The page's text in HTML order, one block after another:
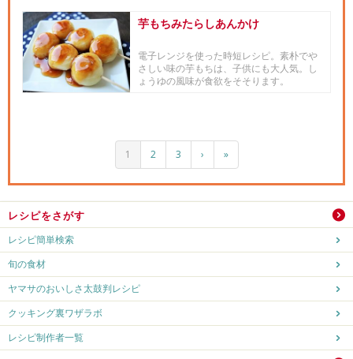
芋もちみたらしあんかけ
電子レンジを使った時短レシピ。素朴でや
さしい味の芋もちは、子供にも大人気。し
ょうゆの風味が食欲をそそります。
1 2 3 › »
レシピをさがす
レシピ簡単検索
旬の食材
ヤマサのおいしさ太鼓判レシピ
クッキング裏ワザラボ
レシピ制作者一覧